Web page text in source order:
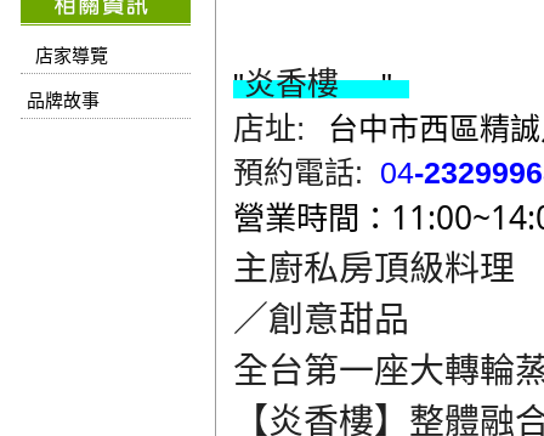
店家導覽
品牌故事
"炎香樓 "
店址: 台中市西區精
預約電話: 04-
營業時間：
主廚私房頂級料
／創意甜品
全台第一座大轉輪
【炎香樓】整體融